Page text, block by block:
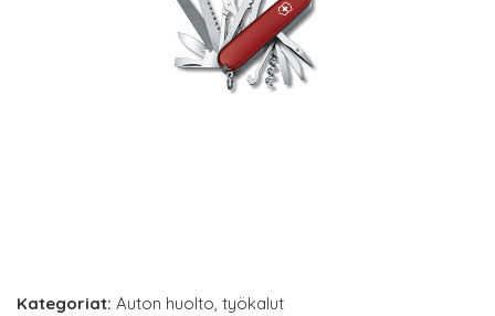
Kategoriat: Auton huolto, työkalut